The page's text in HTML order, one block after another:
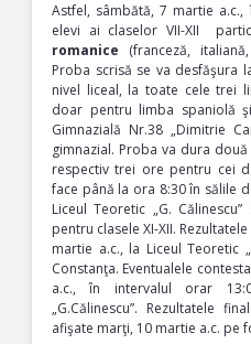
Astfel, sâmbătă, 7 martie
elevi ai claselor VII-XII
romanice (franceză,
Proba scrisă se va desfăşura
nivel liceal, la toate cele trei
doar pentru limba spaniolă
Gimnazială Nr.38 „Dimitrie
gimnazial. Proba va dura
respectiv trei ore pentru cei
face până la ora 8:30 în sălile
Liceul Teoretic „G.
pentru clasele XI-XII.
martie a.c., la Liceul Teoretic
Constanţa. Eventualele
a.c., în intervalul orar
„G.Călinescu”. Rezultatele
afişate marţi, 10 martie a.c. pe